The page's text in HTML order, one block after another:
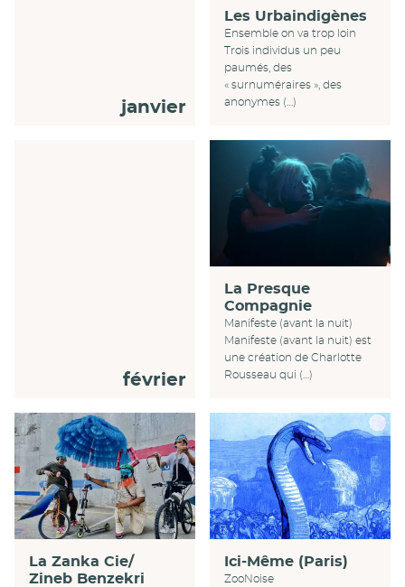
janvier
Les Urbaindigènes
Ensemble on va trop loin
Trois individus un peu
paumés, des
« surnuméraires », des
anonymes (…)
février
La Presque
Compagnie
Manifeste (avant la nuit)
Manifeste (avant la nuit) est
une création de Charlotte
Rousseau qui (…)
La Zanka Cie/
Zineb Benzekri
Ici-Même (Paris)
ZooNoise